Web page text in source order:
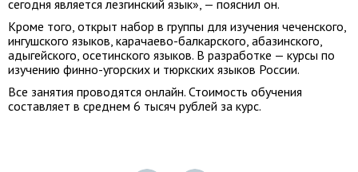
сегодня является лезгинский язык», — пояснил он.
Кроме того, открыт набор в группы для изучения чеченского,
ингушского языков, карачаево-балкарского, абазинского,
адыгейского, осетинского языков. В разработке — курсы по
изучению финно-угорских и тюркских языков России.
Все занятия проводятся онлайн. Стоимость обучения
составляет в среднем 6 тысяч рублей за курс.